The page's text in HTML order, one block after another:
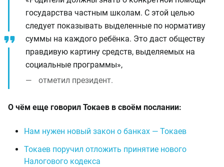
государства частным школам. С этой целью
следует показывать выделенные по нормативу
суммы на каждого ребёнка. Это даст обществу
правдивую картину средств, выделяемых на
социальные программы»,
отметил президент.
О чём еще говорил Токаев в своём послании:
Нам нужен новый закон о банках — Токаев
Токаев поручил отложить принятие нового
Налогового кодекса